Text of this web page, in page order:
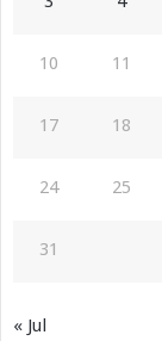
10 11
17 18
24 25
31
« Jul